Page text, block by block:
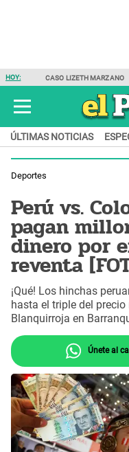
HOY: CASO LIZETH MARZANO
ÚLTIMAS NOTICIAS
Deportes
Perú vs.
pagan
dinero por
reventa
¡Qué! Los hinchas
hasta el triple del
Blanquirroja en
Únete al